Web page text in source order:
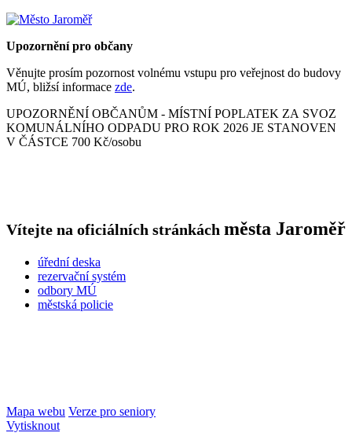
Upozornění pro občany
Věnujte prosím pozornost volnému vstupu pro veřejnost do budovy
MÚ, bližsí informace zde.
UPOZORNĚNÍ OBČANŮM - MÍSTNÍ POPLATEK ZA SVOZ
KOMUNÁLNÍHO ODPADU PRO ROK 2026 JE STANOVEN
V ČÁSTCE 700 Kč/osobu
Vítejte na oficiálních stránkách města Jaroměř
úřední deska
rezervační systém
odbory MÚ
městská policie
Mapa webu Verze pro seniory
Vytisknout